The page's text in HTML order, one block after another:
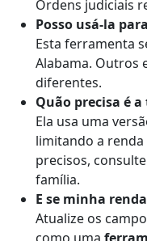
Ordens judiciais
Posso usá-la para
Esta ferramenta
Alabama. Outros
diferentes.
Quão precisa é
Ela usa uma
limitando a renda
precisos,
família.
E se minha
Atualize os